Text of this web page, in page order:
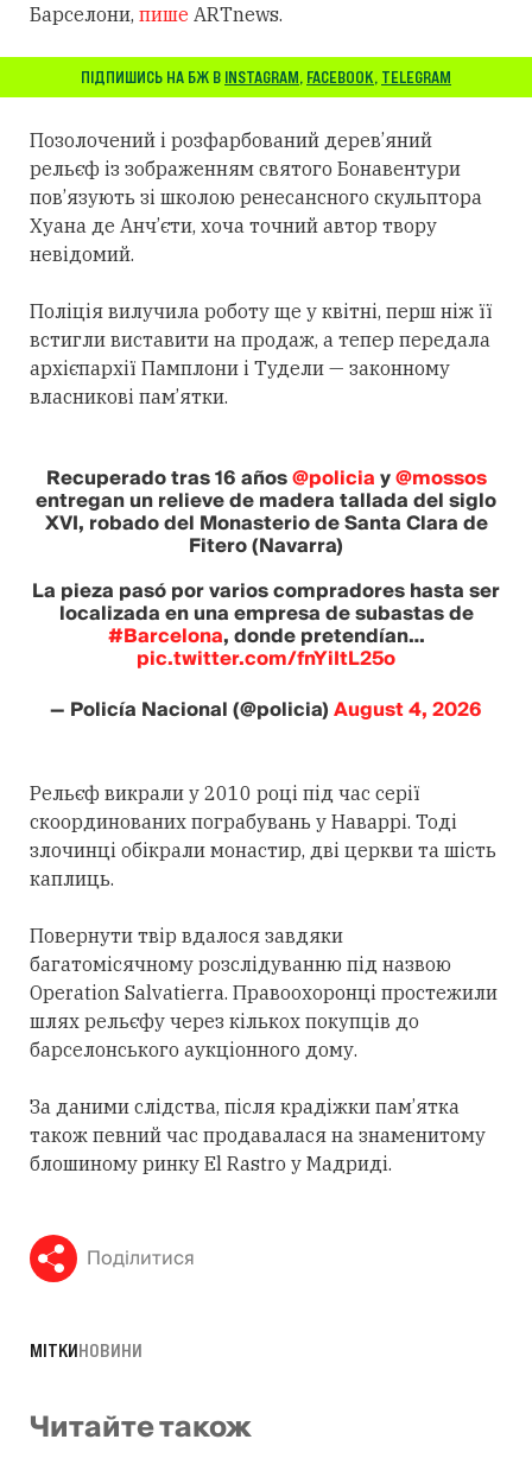
Барселони, пише ARTnews.
ПІДПИШИСЬ НА БЖ В INSTAGRAM, FACEBOOK, TELEGRAM
Позолочений і розфарбований дерев’яний
рельєф із зображенням святого Бонавентури
пов’язують зі школою ренесансного скульптора
Хуана де Анч’єти, хоча точний автор твору
невідомий.
Поліція вилучила роботу ще у квітні, перш ніж її
встигли виставити на продаж, а тепер передала
архієпархії Памплони і Тудели — законному
власникові пам’ятки.
Recuperado tras 16 años@policiay@mossos
entregan un relieve de madera tallada del siglo
XVI, robado del Monasterio de Santa Clara de
Fitero (Navarra)
La pieza pasó por varios compradores hasta ser
localizada en una empresa de subastas de
#Barcelona, donde pretendían…
pic.twitter.com/fnYiItL25o
— Policía Nacional (@policia)August 4, 2026
Рельєф викрали у 2010 році під час серії
скоординованих пограбувань у Наваррі. Тоді
злочинці обікрали монастир, дві церкви та шість
каплиць.
Повернути твір вдалося завдяки
багатомісячному розслідуванню під назвою
Operation Salvatierra. Правоохоронці простежили
шлях рельєфу через кількох покупців до
барселонського аукціонного дому.
За даними слідства, після крадіжки пам’ятка
також певний час продавалася на знаменитому
блошиному ринку El Rastro у Мадриді.
Поділитися
МІТКИНОВИНИ
Читайте також